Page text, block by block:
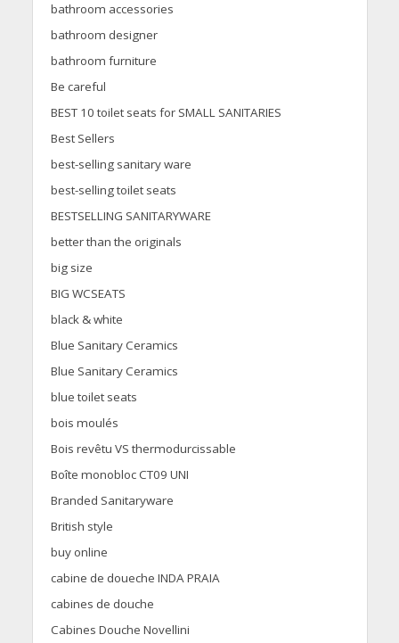
bathroom accessories
bathroom designer
bathroom furniture
Be careful
BEST 10 toilet seats for SMALL SANITARIES
Best Sellers
best-selling sanitary ware
best-selling toilet seats
BESTSELLING SANITARYWARE
better than the originals
big size
BIG WCSEATS
black & white
Blue Sanitary Ceramics
Blue Sanitary Ceramics
blue toilet seats
bois moulés
Bois revêtu VS thermodurcissable
Boîte monobloc CT09 UNI
Branded Sanitaryware
British style
buy online
cabine de doueche INDA PRAIA
cabines de douche
Cabines Douche Novellini